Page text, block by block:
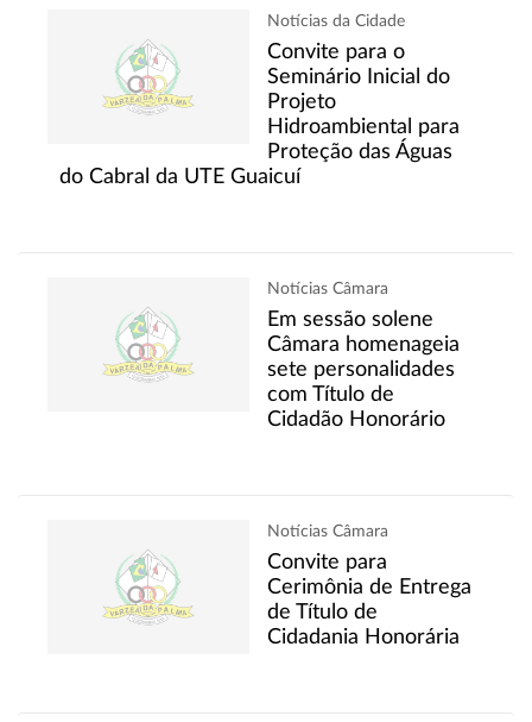
Notícias da Cidade
Convite para o
Seminário Inicial do
Projeto
Hidroambiental para
Proteção das Águas
do Cabral da UTE Guaicuí
Notícias Câmara
Em sessão solene
Câmara homenageia
sete personalidades
com Título de
Cidadão Honorário
Notícias Câmara
Convite para
Cerimônia de Entrega
de Título de
Cidadania Honorária